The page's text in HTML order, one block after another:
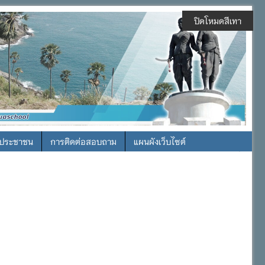
ระชาชน การติดต่อสอบถาม แผนผังเว็บไซต์
ปิดโหมดสีเทา